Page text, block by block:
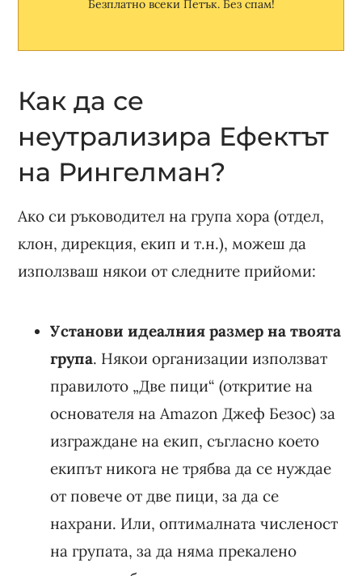
Безплатно всеки Петък. Без спам!
Как да се
неутрализира Ефектът
на Рингелман?
Ако си ръководител на група хора (отдел,
клон, дирекция, екип и т.н.), можеш да
използваш някои от следните прийоми:
Установи идеалния размер на твоята
група. Някои организации използват
правилото „Две пици“ (откритие на
основателя на Amazon Джеф Безос) за
изграждане на екип, съгласно което
екипът никога не трябва да се нуждае
от повече от две пици, за да се
нахрани. Или, оптималната численост
на групата, за да няма прекалено